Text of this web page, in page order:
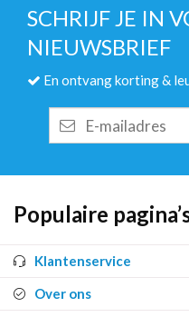
SCHRIJF JE IN
NIEUWSBRIEF
En ontvang korting &
mailadres
Populaire
Klantenservice
Over ons